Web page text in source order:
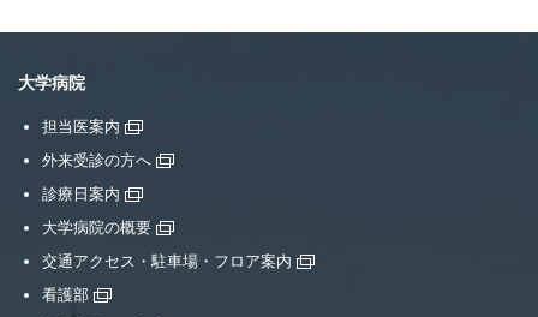
大学病院
担当医案内
外来受診の方へ
診療日案内
大学病院の概要
交通アクセス・駐車場・フロア案内
看護部